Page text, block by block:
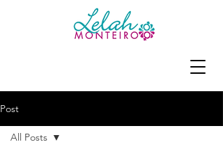
Post
All Posts